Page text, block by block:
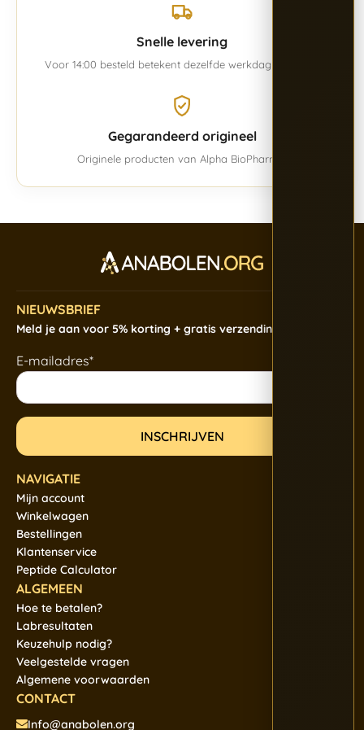
Snelle levering
Voor 14:00 besteld betekent dezelfde werkdag verwerkt.
Gegarandeerd origineel
Originele producten van Alpha BioPharma.
NIEUWSBRIEF
Meld je aan voor 5% korting + gratis verzending
E-mailadres*
NAVIGATIE
Mijn account
Winkelwagen
Bestellingen
Klantenservice
Peptide Calculator
ALGEMEEN
Hoe te betalen?
Labresultaten
Keuzehulp nodig?
Veelgestelde vragen
Algemene voorwaarden
CONTACT
Info@anabolen.org